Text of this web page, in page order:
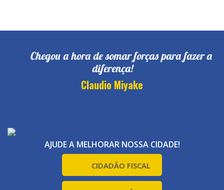
Chegou a hora de somar forças para fazer a
diferença!
Claudio Miyake
AJUDE A MELHORAR NOSSA CIDADE!
CIDADÃO FISCAL